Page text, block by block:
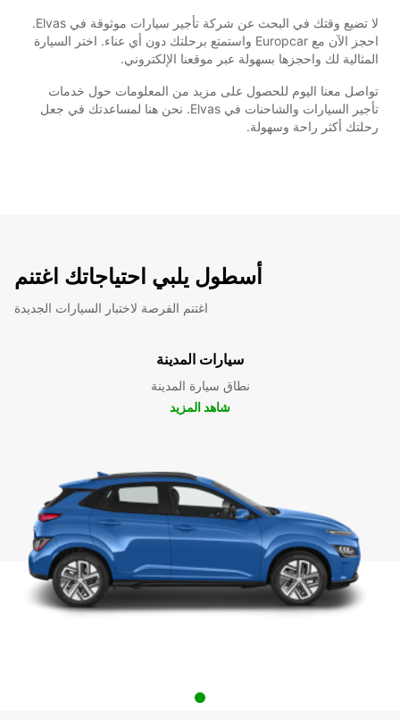
لا تضيع وقتك في البحث عن شركة تأجير سيارات موثوقة في Elvas.
احجز الآن مع Europcar واستمتع برحلتك دون أي عناء. اختر السيارة
المثالية لك واحجزها بسهولة عبر موقعنا الإلكتروني.
تواصل معنا اليوم للحصول على مزيد من المعلومات حول خدمات
تأجير السيارات والشاحنات في Elvas. نحن هنا لمساعدتك في جعل
رحلتك أكثر راحة وسهولة.
أسطول يلبي احتياجاتك اغتنم
اغتنم الفرصة لاختبار السيارات الجديدة
سيارات المدينة
نطاق سيارة المدينة
شاهد المزيد